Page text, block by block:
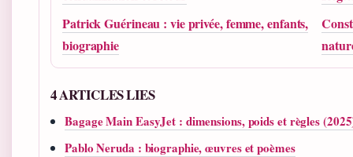
Patrick Guérineau : vie privée, femme, enfants,
biographie
4 ARTICLES LIES
Bagage Main EasyJet : dimensions, poids et règles
Pablo Neruda : biographie, œuvres et poèmes